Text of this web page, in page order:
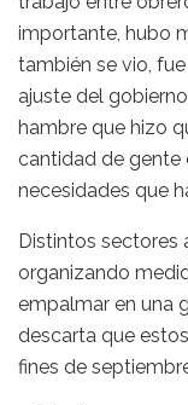
importante, hubo
también se vio,
ajuste del
hambre que hizo
cantidad de gente
necesidades que
Distintos sectores
organizando
empalmar en una
descarta que
fines de